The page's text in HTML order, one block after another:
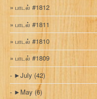
பாடல் #1812
பாடல் #1811
பாடல் #1810
பாடல் #1809
►July (42)
► May (6)